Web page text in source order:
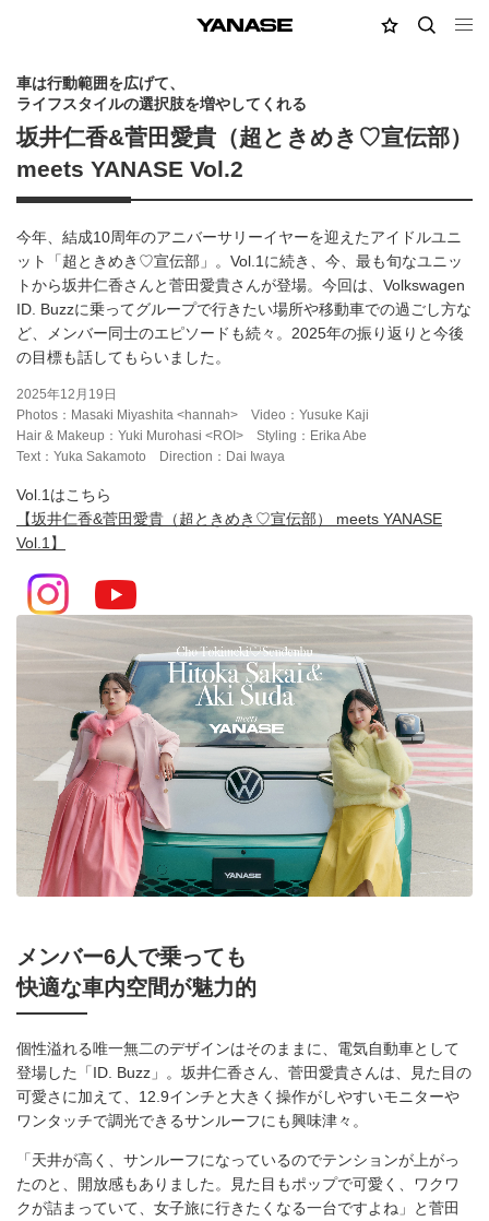
YANASE MY店舗検索
車は行動範囲を広げて、
ライフスタイルの選択肢を増やしてくれる
坂井仁香&菅田愛貴（超ときめき♡宣伝部）
meets YANASE Vol.2
今年、結成10周年のアニバーサリーイヤーを迎えたアイドルユニ
ット「超ときめき♡宣伝部」。Vol.1に続き、今、最も旬なユニッ
トから坂井仁香さんと菅田愛貴さんが登場。今回は、Volkswagen
ID. Buzzに乗ってグループで行きたい場所や移動車での過ごし方な
ど、メンバー同士のエピソードも続々。2025年の振り返りと今後
の目標も話してもらいました。
2025年12月19日
Photos：Masaki Miyashita <hannah>
Video：Yusuke Kaji
Hair & Makeup：Yuki Murohasi <ROI>
Styling：Erika Abe
Text：Yuka Sakamoto
Direction：Dai Iwaya
Vol.1はこちら
【坂井仁香&菅田愛貴（超ときめき♡宣伝部） meets YANASE
Vol.1】
メンバー6人で乗っても
快適な車内空間が魅力的
個性溢れる唯一無二のデザインはそのままに、電気自動車として
登場した「ID. Buzz」。坂井仁香さん、菅田愛貴さんは、見た目の
可愛さに加えて、12.9インチと大きく操作がしやすいモニターや
ワンタッチで調光できるサンルーフにも興味津々。
「天井が高く、サンルーフになっているのでテンションが上がっ
たのと、開放感もありました。見た目もポップで可愛く、ワクワ
クが詰まっていて、女子旅に行きたくなる一台ですよね」と菅田